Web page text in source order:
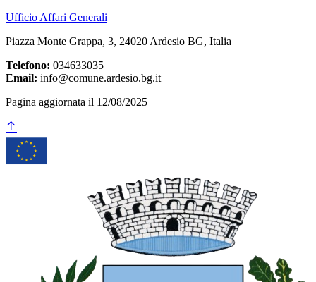
Ufficio Affari Generali
Piazza Monte Grappa, 3, 24020 Ardesio BG, Italia
Telefono: 034633035
Email: info@comune.ardesio.bg.it
Pagina aggiornata il 12/08/2025